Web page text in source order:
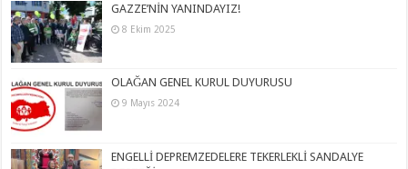
GAZZE’NİN YANINDAYIZ!
8 Ekim 2025
OLAĞAN GENEL KURUL DUYURUSU
9 Mayıs 2024
ENGELLİ DEPREMZEDELERE TEKERLEKLİ SANDALYE